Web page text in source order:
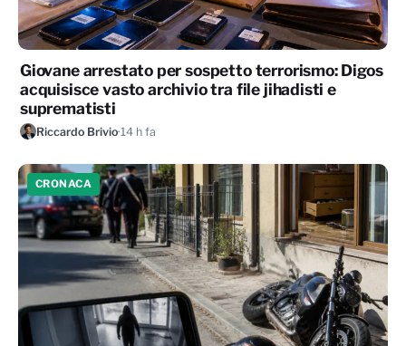
Giovane arrestato per sospetto terrorismo: Digos
acquisisce vasto archivio tra file jihadisti e
suprematisti
Riccardo Brivio·14 h fa
CRONACA